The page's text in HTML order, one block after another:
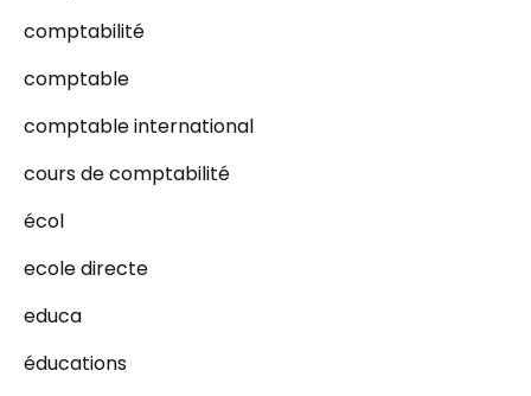
comptabilité
comptable
comptable international
cours de comptabilité
écol
ecole directe
educa
éducations